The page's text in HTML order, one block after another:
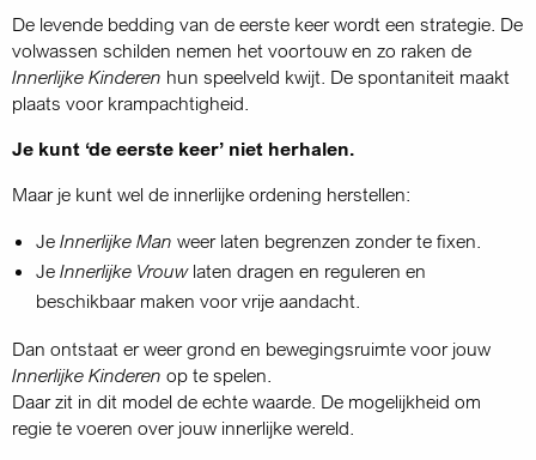
De levende bedding van de eerste keer wordt een strategie. De
volwassen schilden nemen het voortouw en zo raken de
Innerlijke Kinderen hun speelveld kwijt. De spontaniteit maakt
plaats voor krampachtigheid.
Je kunt ‘de eerste keer’ niet herhalen.
Maar je kunt wel de innerlijke ordening herstellen:
Je Innerlijke Man weer laten begrenzen zonder te fixen.
Je Innerlijke Vrouwlaten dragen en reguleren en
beschikbaar maken voor vrije aandacht.
Dan ontstaat er weer grond en bewegingsruimte voor jouw
Innerlijke Kinderen op te spelen.
Daar zit in dit model de echte waarde. De mogelijkheid om
regie te voeren over jouw innerlijke wereld.